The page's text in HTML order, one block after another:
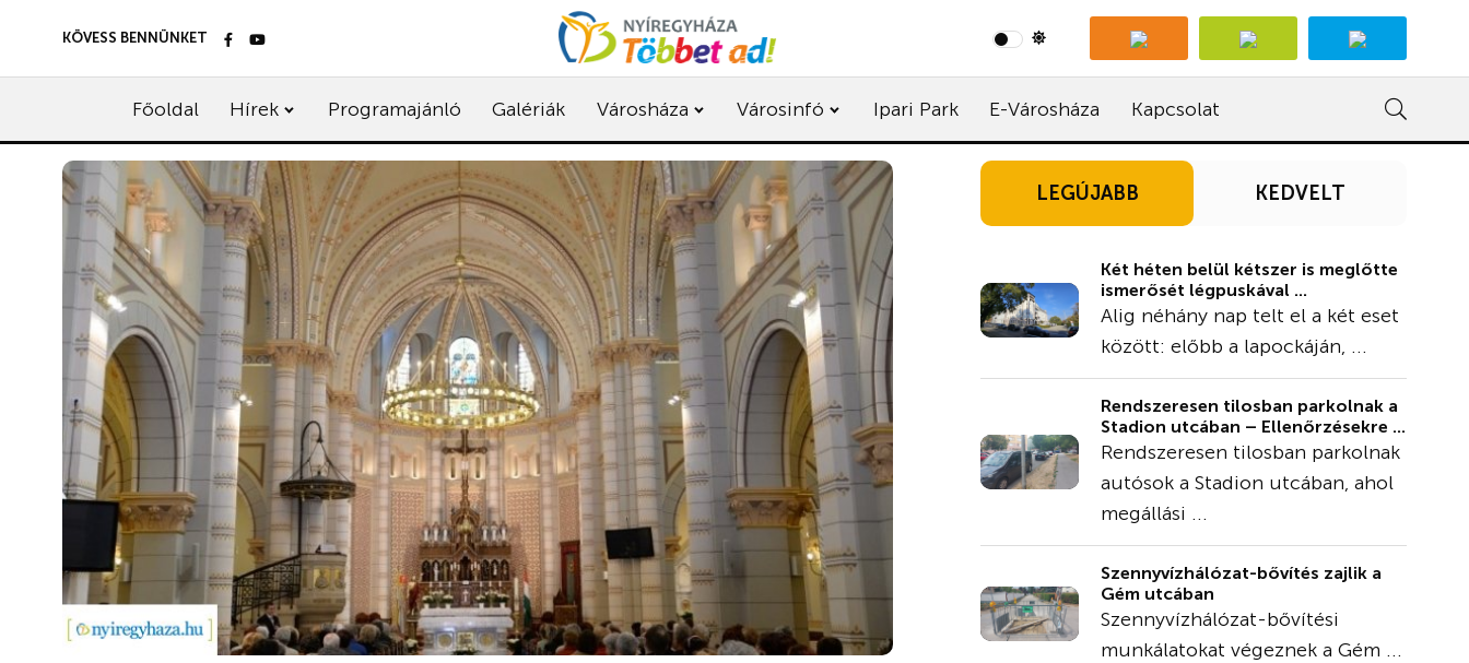
KÖVESS BENNÜNKET
Főoldal Hírek Programajánló Galériák Városháza Városinfó Ipari Park E-Városháza Kapcsolat
LEGÚJABB KEDVELT
Két héten belül kétszer is meglőtte
ismerősét légpuskával ...
Alig néhány nap telt el a két eset
között: előbb a lapockáján, ...
Rendszeresen tilosban parkolnak a
Stadion utcában – Ellenőrzésekre ...
Rendszeresen tilosban parkolnak
autósok a Stadion utcában, ahol
megállási ...
Szennyvízhálózat-bővítés zajlik a
Gém utcában
Szennyvízhálózat-bővítési
munkálatokat végeznek a Gém ...